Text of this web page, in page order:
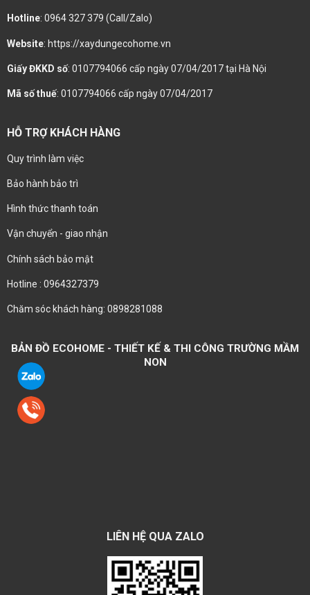
Hotline: 0964 327 379 (Call/Zalo)
Website: https://xaydungecohome.vn
Giấy ĐKKD số: 0107794066 cấp ngày 07/04/2017 tại Hà Nội
Mã số thuế: 0107794066 cấp ngày 07/04/2017
HỖ TRỢ KHÁCH HÀNG
Quy trình làm việc
Bảo hành bảo trì
Hình thức thanh toán
Vận chuyển - giao nhận
Chính sách bảo mật
Hotline : 0964327379
Chăm sóc khách hàng: 0898281088
BẢN ĐỒ ECOHOME - THIẾT KẾ & THI CÔNG TRƯỜNG MẦM
NON
LIÊN HỆ QUA ZALO